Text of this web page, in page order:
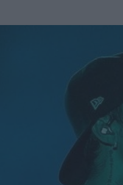
Γάμος